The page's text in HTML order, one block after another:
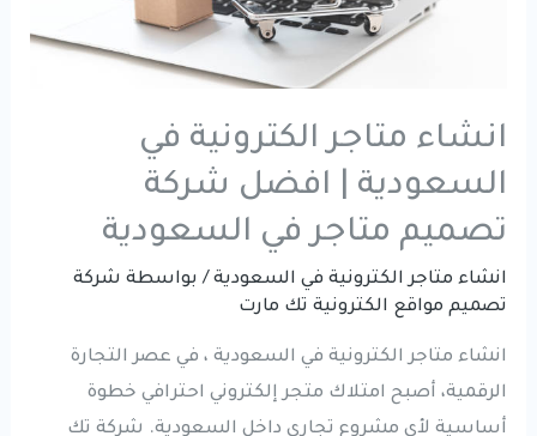
انشاء متاجر الكترونية في
السعودية | افضل شركة
تصميم متاجر في السعودية
انشاء متاجر الكترونية في السعودية / بواسطة شركة
تصميم مواقع الكترونية تك مارت
انشاء متاجر الكترونية في السعودية ، في عصر التجارة
الرقمية، أصبح امتلاك متجر إلكتروني احترافي خطوة
أساسية لأي مشروع تجاري داخل السعودية. شركة تك